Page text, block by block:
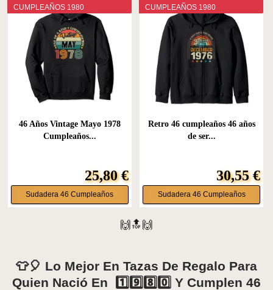
CUMPLEAÑOS 1980
46 Años Vintage Mayo 1978
Cumpleaños...
25,80 €
Sudadera 46 Cumpleaños
CUMPLEAÑOS 1980
Retro 46 cumpleaños 46 años
de ser...
30,55 €
Sudadera 46 Cumpleaños
🙌🔝🙌
👕🎈 Lo Mejor En Tazas De Regalo Para
Quien Nació En 1️⃣9️⃣8️⃣0️⃣ Y Cumplen 46